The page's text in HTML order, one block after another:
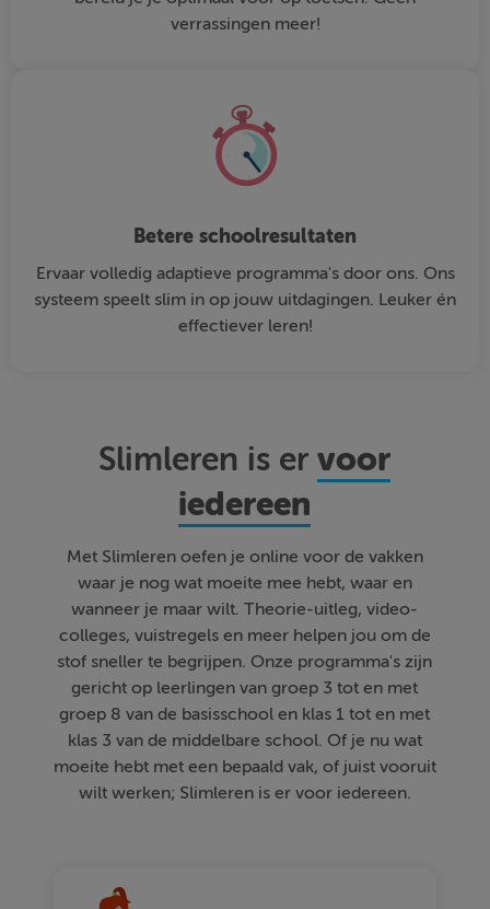
verrassingen meer!
Betere schoolresultaten
Ervaar volledig adaptieve programma's door ons. Ons
systeem speelt slim in op jouw uitdagingen. Leuker én
effectiever leren!
Slimleren is ervoor
iedereen
Met Slimleren oefen je online voor de vakken
waar je nog wat moeite mee hebt, waar en
wanneer je maar wilt. Theorie-uitleg, video-
colleges, vuistregels en meer helpen jou om de
stof sneller te begrijpen. Onze programma's zijn
gericht op leerlingen van groep 3 tot en met
groep 8 van de basisschool en klas 1 tot en met
klas 3 van de middelbare school. Of je nu wat
moeite hebt met een bepaald vak, of juist vooruit
wilt werken; Slimleren is er voor iedereen.